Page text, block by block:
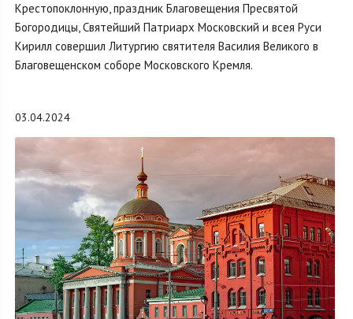
Крестопоклонную, праздник Благовещения Пресвятой
Богородицы, Святейший Патриарх Московский и всея Руси
Кирилл совершил Литургию святителя Василия Великого в
Благовещенском соборе Московского Кремля.
03.04.2024